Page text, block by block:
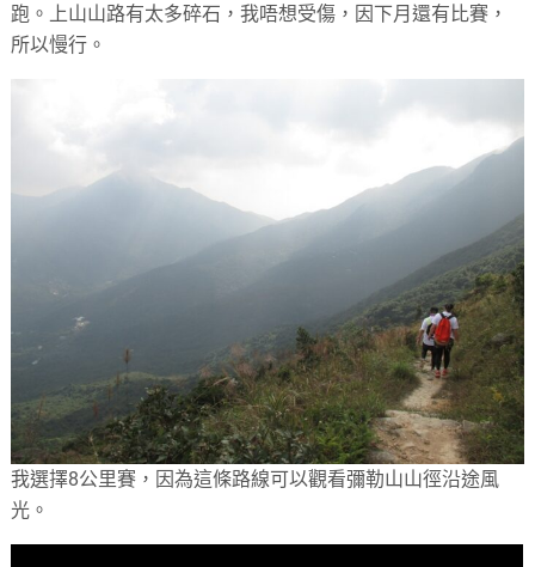
跑。上山山路有太多碎石，我唔想受傷，因下月還有比賽，
所以慢行。
我選擇8公里賽，因為這條路線可以觀看彌勒山山徑沿途風
光。